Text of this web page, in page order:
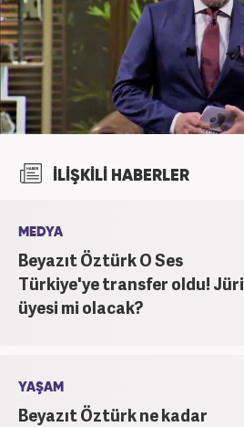
İLİŞKİLİ HABERLER
MEDYA
Beyazıt Öztürk O Ses
Türkiye'ye transfer oldu! Jüri
üyesi mi olacak?
YAŞAM
Beyazıt Öztürk ne kadar